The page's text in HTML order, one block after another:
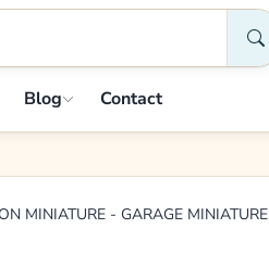
Blog Contact
MINIATURE - GARAGE MINIATURE